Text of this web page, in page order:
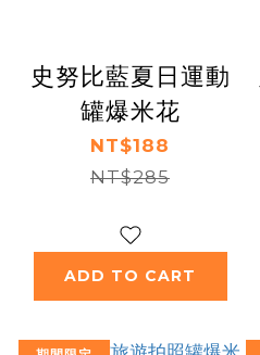
史努比藍夏日運動
罐爆米花
NT$188
NT$285
ADD TO CART